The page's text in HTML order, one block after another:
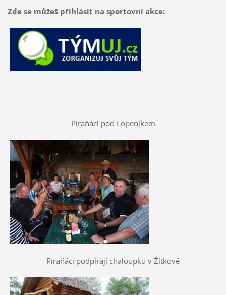
Zde se můžeš přihlásit na sportovní akce:
Piraňáci pod Lopeníkem
Piraňáci podpírají chaloupku v Žítkové